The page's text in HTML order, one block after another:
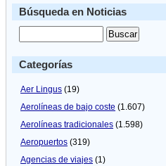
Búsqueda en Noticias
Categorías
Aer Lingus (19)
Aerolíneas de bajo coste (1.607)
Aerolíneas tradicionales (1.598)
Aeropuertos (319)
Agencias de viajes (1)